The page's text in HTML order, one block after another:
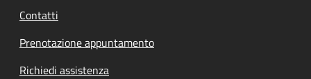
Contatti
Prenotazione appuntamento
Richiedi assistenza